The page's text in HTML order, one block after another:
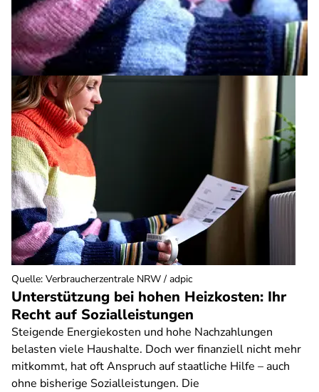
Unterstützung bei hohen Heizkosten: Ihr
Recht auf Sozialleistungen
Steigende Energiekosten und hohe Nachzahlungen
belasten viele Haushalte. Doch wer finanziell nicht mehr
mitkommt, hat oft Anspruch auf staatliche Hilfe – auch
ohne bisherige Sozialleistungen. Die
Quelle: Verbraucherzentrale NRW / adpic